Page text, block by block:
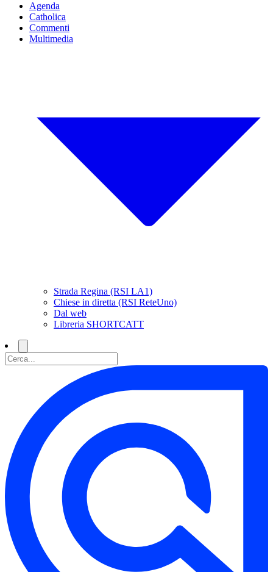
Agenda
Catholica
Commenti
Multimedia
Strada Regina (RSI LA1)
Chiese in diretta (RSI ReteUno)
Dal web
Libreria SHORTCATT